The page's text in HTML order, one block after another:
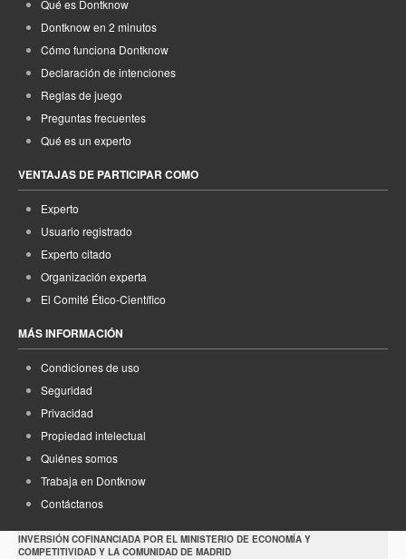
Qué es Dontknow
Dontknow en 2 minutos
Cómo funciona Dontknow
Declaración de intenciones
Reglas de juego
Preguntas frecuentes
Qué es un experto
VENTAJAS DE PARTICIPAR COMO
Experto
Usuario registrado
Experto citado
Organización experta
El Comité Ético-Científico
MÁS INFORMACIÓN
Condiciones de uso
Seguridad
Privacidad
Propiedad intelectual
Quiénes somos
Trabaja en Dontknow
Contáctanos
INVERSIÓN COFINANCIADA POR EL MINISTERIO DE ECONOMÍA Y
COMPETITIVIDAD Y LA COMUNIDAD DE MADRID